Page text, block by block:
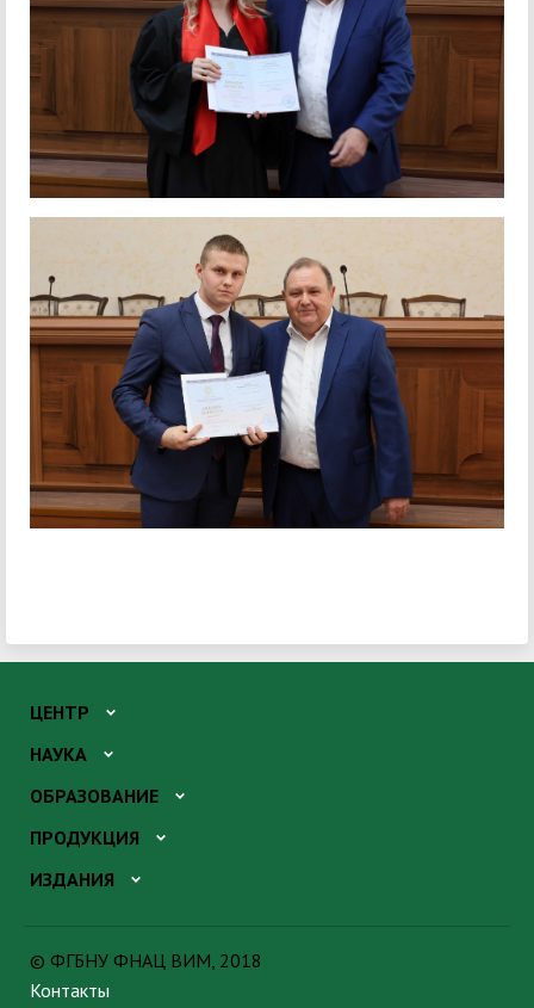
ЦЕНТР
НАУКА
ОБРАЗОВАНИЕ
ПРОДУКЦИЯ
ИЗДАНИЯ
© ФГБНУ ФНАЦ ВИМ, 2018
Контакты